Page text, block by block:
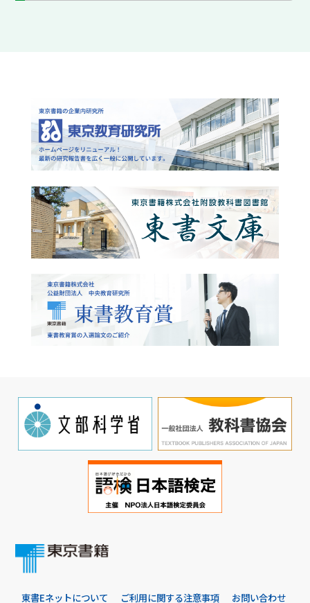
東書Eネットについて ご利用に関する注意事項 お問い合わせ